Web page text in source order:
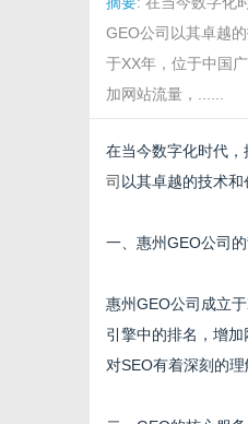
GEO公司以其卓越
于XX年，位于中国
加网站流量，......
在当今数字化时代
司 以其卓越的技术
一、惠州GEO公司
惠州GEO公司成立
引擎中的排名，增
对SEO有着深刻的